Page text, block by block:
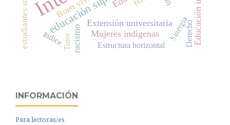
Extensión universitaria
racismo Mujeres indígenas
Estructura horizontal
Sinergia
IndiceTutor Derecho
INFORMACIÓN
Para lectoras/es